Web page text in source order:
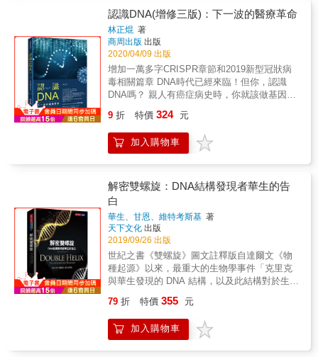
獎的夏彭蒂耶之間的友誼和競合關係、道納與
其研究室夥伴的相互支持、道納與其他研究
CRISPR科學家間的論文發表時間賽跑
&hellip;&hellip;，各種人性的考驗與科學家間的
良性與惡性競爭逐漸浮上檯面，也造成了日後
的專利大戰、生技公司商業競爭、基因編輯寶
寶的道德議題，這究竟是生物科學之幸或不
幸？協助發現了基因剪刀後，道納成了道德議
題角力的主導人物之一，同時也在2020年與她
貝爾化學獎。 新冠疫情蔓延全球，於是
CRISPR被迅速轉為應用來抵禦病毒、研發疫
苗，道納也肩負起領頭羊的責任，召集相關研
慧財產權，一起為抗疫努力！ CRISPR的發展
以及與新冠病毒賽跑，希望創製出疫苗的努
力，必然會縮短我們進入下一個偉大創新革命
的過渡時期。過去半個世紀一直是奠基於微晶
片、電腦與網路的數位時代。現在，我們正要
跨入一個生命科學的革命風暴。學習數位編碼
的孩子身邊，很快將有學習基因編碼的孩子並
肩前行。 珍妮佛．道納的故事有如一則扣人心
物種未來的最深奧自然驚奇。
莎‧卡雷在本書中透過開花植物、三花貓、小鼠
實驗、蜜蜂雌雄遺傳、果蠅突變等等研究探討
基因與外界之間的互動關係，也探索了這一門
學科對人類的深遠影響。原書出版於2013年，
2016年中文版邀請陽明大學生化學家徐明達教
授全文專業審定，本次2021新版更邀請中研院
阮麗蓉教授增補了至目前為止的最新科學成
果，可說是認識表觀遺傳的第一本書。 & & ●
各界聯合推薦(按姓氏筆畫序) ◎王雯靜／清華
大學生命科學系特聘教授 ◎李家維／《科學
人》雜誌總編輯 ◎林正焜／醫師、科普作家 ◎
郭博昭／國立陽明大學腦科學研究所及神經科
與專業之間的寫法，可以很生動地讓讀者了解
表觀基因學的趣味性及重要性。 ──沈哲鯤／中
央研究院分子生物所特聘研究員、中央研究院
院士、台灣大學/台北醫學大學/高雄醫學大學合
聘教授 & 閱讀此書就如同帶領讀者攀爬表觀遺
傳學的這座山脈，即使有許多問題仍懸而未
解，但沿途探訪不同科學家的突破，亦逐漸描
繪出其與生命錯綜複雜的脈絡，讓這座山的輪
廓逐漸清晰。 ──黃富楠／「基因線上」總編輯
& 若將DNA序列比喻成電腦的硬體，表觀遺傳
何處，及如何表現。單憑DNA序列無法完全解
釋生命的複雜性，表觀遺傳學則可幫助我們發
現生命的奧秘，決非隨機碰撞而成。 ──賴亮全
因與健康 你是天生的超級英雄嗎？ 肥胖都是基
因惹的禍？ 失明治療新解方 抗生素的抗藥性
基因淘金熱 從狗身上尋找長壽祕訣 返老還童
量身打造的精準醫療 & ⊙第三章：基因大未來
複製羊，後來呢？ 三親嬰兒將迎來曙光？ 該拒
絕基改食物嗎？ 生物駭客
認識DNA(增修三版)：下一波的醫療革命
林正焜 著
商周出版 出版
2020/04/09 出版
增加一萬多字CRISPR章節和2019新型冠狀病
毒相關篇章 DNA時代已經來臨！但你，認識
DNA嗎？ 親人有癌症病史時，你就該做基因檢
的可能嗎？CRISPR基因編輯技術有哪些功用與
影響？ COVID-19讓全球聞之色變，2019新型
冠狀病毒為什麼比SARS可怕？ 為什麼瑞德西
學的入門知識，並補充最新的研究與發現， 身
為現代人，應該一讀！ 基因體是一本歷史，記
錄著人類時光旅行的故事；它是一本工作手
冊，以數位的方式記載人體每一個細胞的製造
藍圖與操作的秘密。研究基因體可以回溯人類
的演化進程，可以看到祖先與疾病搏鬥的記
錄，也可以察覺基因體的主人是不是比較容易
罹患癌症、心臟病、中風、憂鬱症
&hellip;&hellip;，甚至可以從DNA端粒的長度一
窺壽命的天機。 自從人類基因體計畫在2000年
的本質完全改觀，DNA為疾病提供了新的解
釋、新的診斷、新的療法，以及新的預防策
略；如今醫學文獻幾乎不能不用DNA觀點審視
9 折 特價 324 元
加入購物車
解密雙螺旋：DNA結構發現者華生的告
白
華生、甘恩、維特考斯基 著
天下文化 出版
2019/09/26 出版
世紀之書《雙螺旋》圖文註釋版自達爾文《物
種起源》以來，最重大的生物學事件「克里克
與華生發現的 DNA 結構，以及此結構對於生物
件之一。」—— 諾貝爾物理學獎得主 小布拉格
（William Lawrence Bragg）「是我們這個時代
最令人振奮的科學成就之一。」—— 美國政治
79 折 特價 355 元
加入購物車